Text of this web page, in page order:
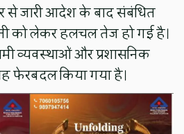
जारी आदेश के बाद संबंधित
को लेकर हलचल तेज हो गई है।
व्यवस्थाओं और प्रशासनिक
फेरबदल किया गया है।